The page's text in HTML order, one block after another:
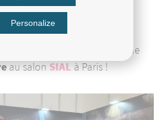
cuites et sèches
vous l’année prochaine
au salonSIALà Paris !
Personalize